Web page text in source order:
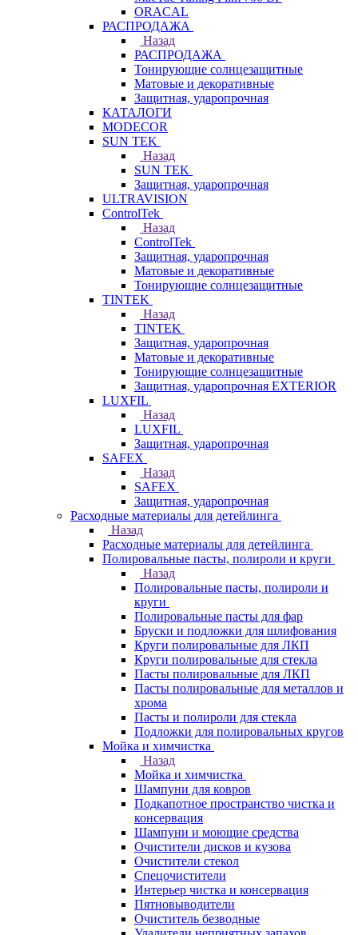
ORACAL
РАСПРОДАЖА
Назад
РАСПРОДАЖА
Тонирующие солнцезащитные
Матовые и декоративные
Защитная, ударопрочная
КАТАЛОГИ
MODECOR
SUN TEK
Назад
SUN TEK
Защитная, ударопрочная
ULTRAVISION
ControlTek
Назад
ControlTek
Защитная, ударопрочная
Матовые и декоративные
Тонирующие солнцезащитные
TINTEK
Назад
TINTEK
Защитная, ударопрочная
Матовые и декоративные
Тонирующие солнцезащитные
Защитная, ударопрочная EXTERIOR
LUXFIL
Назад
LUXFIL
Защитная, ударопрочная
SAFEX
Назад
SAFEX
Защитная, ударопрочная
Расходные материалы для детейлинга
Назад
Расходные материалы для детейлинга
Полировальные пасты, полироли и круги
Назад
Полировальные пасты, полироли и
круги
Полировальные пасты для фар
Бруски и подложки для шлифования
Круги полировальные для ЛКП
Круги полировальные для стекла
Пасты полировальные для ЛКП
Пасты полировальные для металлов и
хрома
Пасты и полироли для стекла
Подложки для полировальных кругов
Мойка и химчистка
Назад
Мойка и химчистка
Шампуни для ковров
Подкапотное пространство чистка и
консервация
Шампуни и моющие средства
Очистители дисков и кузова
Очистители стекол
Спецочистители
Интерьер чистка и консервация
Пятновыводители
Очиститель безводные